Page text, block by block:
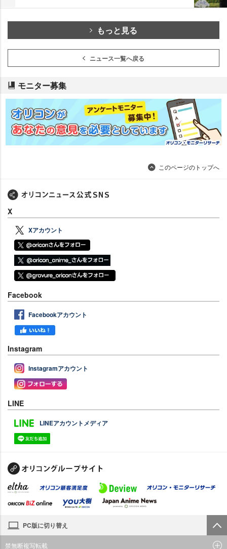
もっと見る
ニュース一覧へ戻る
モニター募集
このページのトップへ
X
Xアカウント
Facebook
Facebookアカウント
Instagram
Instagramアカウント
LINE
LINEアカウントメディア
PC版に切り替え
禁無断複写転載